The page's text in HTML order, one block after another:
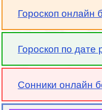
Гороскоп онлайн
Гороскоп по дате
Сонники онлайн